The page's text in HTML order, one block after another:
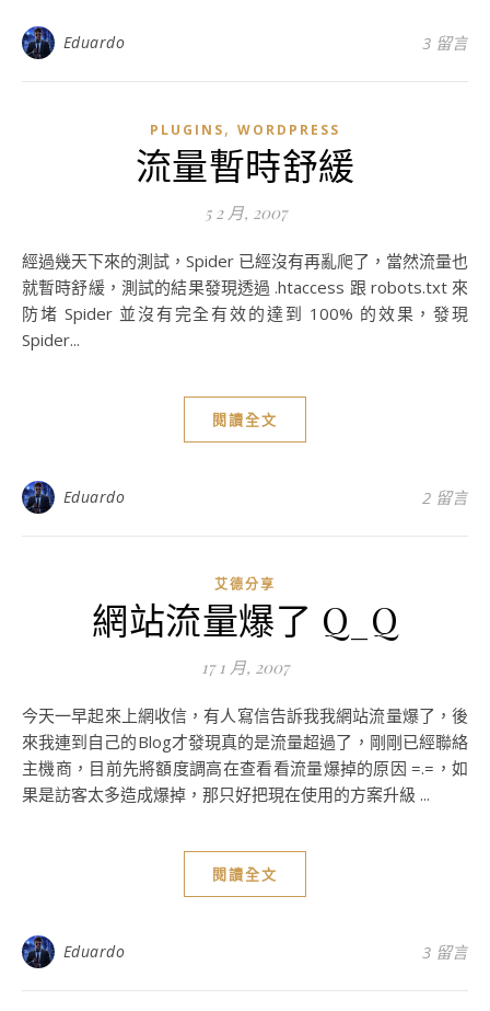
Eduardo 3 留言
PLUGINS, WORDPRESS
流量暫時舒緩
5 2 月, 2007
經過幾天下來的測試，Spider 已經沒有再亂爬了，當然流量也
就暫時舒緩，測試的結果發現透過 .htaccess 跟 robots.txt 來
防堵 Spider 並沒有完全有效的達到 100% 的效果，發現
Spider...
閱讀全文
Eduardo 2 留言
艾德分享
網站流量爆了 Q_Q
17 1 月, 2007
今天一早起來上網收信，有人寫信告訴我我網站流量爆了，後
來我連到自己的Blog才發現真的是流量超過了，剛剛已經聯絡
主機商，目前先將額度調高在查看看流量爆掉的原因 =.=，如
果是訪客太多造成爆掉，那只好把現在使用的方案升級 ...
閱讀全文
Eduardo 3 留言